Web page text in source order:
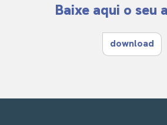
Baixe aqui o seu
download